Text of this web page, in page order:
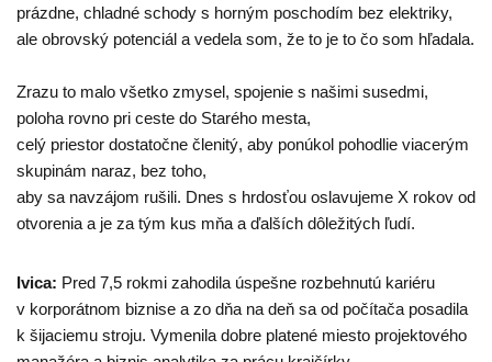
prázdne, chladné schody s horným poschodím bez elektriky,
ale obrovský potenciál a vedela som, že to je to čo som hľadala.
Zrazu to malo všetko zmysel, spojenie s našimi susedmi,
poloha rovno pri ceste do Starého mesta,
celý priestor dostatočne členitý, aby ponúkol pohodlie viacerým
skupinám naraz, bez toho,
aby sa navzájom rušili. Dnes s hrdosťou oslavujeme X rokov od
otvorenia a je za tým kus mňa a ďalších dôležitých ľudí.
Ivica: Pred 7,5 rokmi zahodila úspešne rozbehnutú kariéru
v korporátnom biznise a zo dňa na deň sa od počítača posadila
k šijaciemu stroju. Vymenila dobre platené miesto projektového